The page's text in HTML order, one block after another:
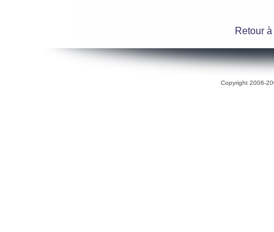
Retour
Copyright 2006-